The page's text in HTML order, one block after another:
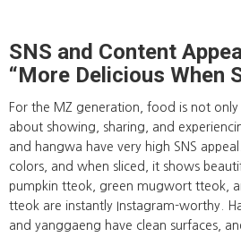
SNS and Content
“More Delicious When
For the MZ generation, food is not
about showing, sharing, and
and hangwa have very high SNS
colors, and when sliced, it shows
pumpkin tteok, green mugwort tteok,
tteok are instantly Instagram-worthy.
and yanggaeng have clean surfaces,